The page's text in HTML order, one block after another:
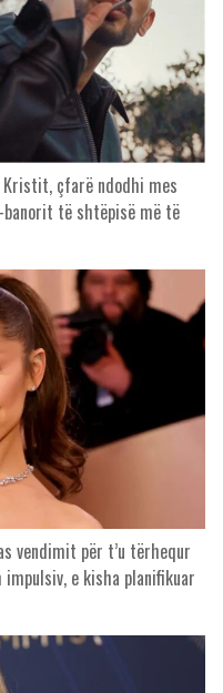
Kristit, çfarë ndodhi mes
të shtëpisë më të
vendimit për t’u tërhequr
e kisha planifikuar